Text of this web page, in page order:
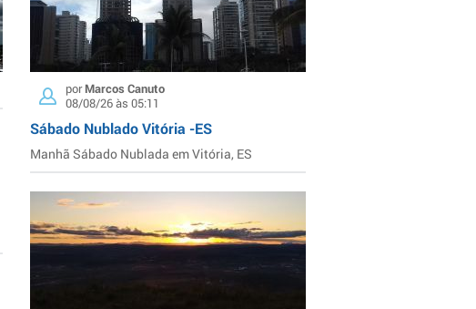
porMarcos Canuto
08/08/26 às 05:11
Sábado Nublado Vitória -ES
Manhã Sábado Nublada em Vitória, ES